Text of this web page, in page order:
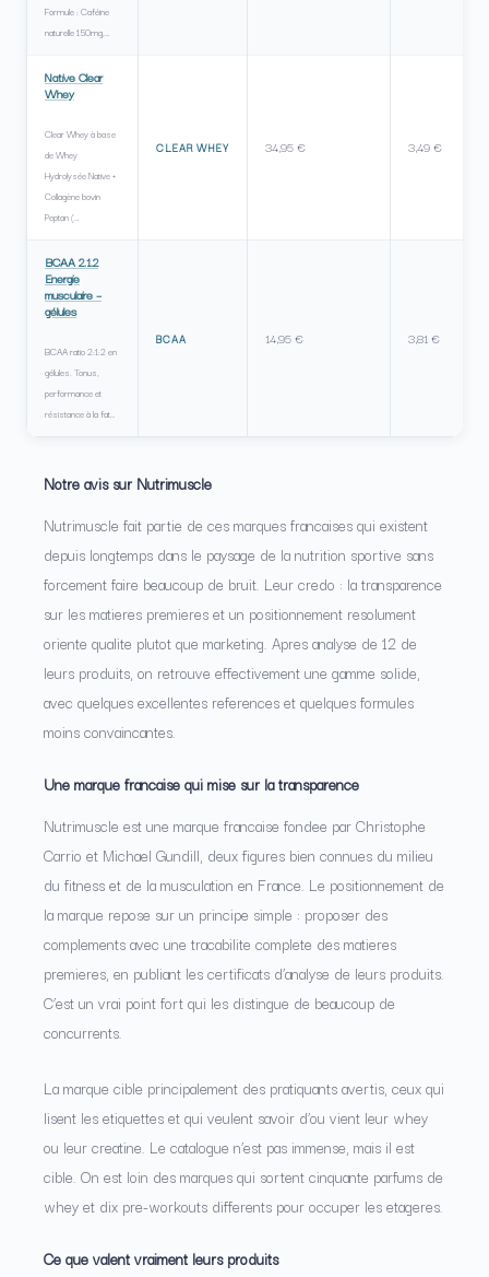
Formule : Caféine
naturelle 150mg,…
Native Clear
Whey
Clear Whey à base
de Whey
Hydrolysée Native +
Collagène bovin
Peptan (…
CLEAR WHEY 34,95 € 3,49 €
BCAA 2.1.2
Energie
musculaire –
gélules
BCAA ratio 2:1:2 en
gélules. Tonus,
performance et
résistance à la fat…
BCAA 14,95 € 3,81 €
Notre avis sur Nutrimuscle
Nutrimuscle fait partie de ces marques francaises qui existent
depuis longtemps dans le paysage de la nutrition sportive sans
forcement faire beaucoup de bruit. Leur credo : la transparence
sur les matieres premieres et un positionnement resolument
oriente qualite plutot que marketing. Apres analyse de 12 de
leurs produits, on retrouve effectivement une gamme solide,
avec quelques excellentes references et quelques formules
moins convaincantes.
Une marque francaise qui mise sur la transparence
Nutrimuscle est une marque francaise fondee par Christophe
Carrio et Michael Gundill, deux figures bien connues du milieu
du fitness et de la musculation en France. Le positionnement de
la marque repose sur un principe simple : proposer des
complements avec une tracabilite complete des matieres
premieres, en publiant les certificats d’analyse de leurs produits.
C’est un vrai point fort qui les distingue de beaucoup de
concurrents.
La marque cible principalement des pratiquants avertis, ceux qui
lisent les etiquettes et qui veulent savoir d’ou vient leur whey
ou leur creatine. Le catalogue n’est pas immense, mais il est
cible. On est loin des marques qui sortent cinquante parfums de
whey et dix pre-workouts differents pour occuper les etageres.
Ce que valent vraiment leurs produits